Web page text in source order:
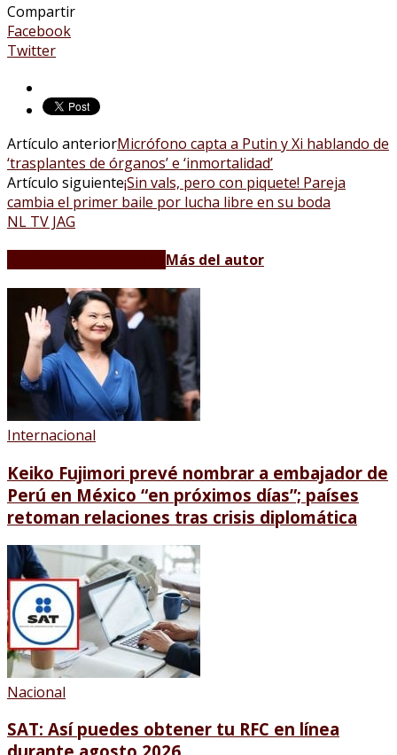
Compartir
Facebook
Twitter
Artículo anteriorMicrófono capta a Putin y Xi hablando de
‘trasplantes de órganos’ e ‘inmortalidad’
Artículo siguiente¡Sin vals, pero con piquete! Pareja
cambia el primer baile por lucha libre en su boda
NL TV JAG
Más del autor
Internacional
Keiko Fujimori prevé nombrar a embajador de
Perú en México “en próximos días”; países
retoman relaciones tras crisis diplomática
Nacional
SAT: Así puedes obtener tu RFC en línea